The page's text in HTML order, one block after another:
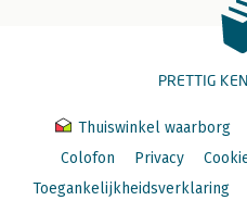
PRETTIG
Thuiswinkel waarborg
Colofon
Privacy
Toegankelijkheidsverklaring